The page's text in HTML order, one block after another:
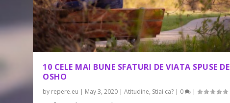
10 CELE MAI BUNE SFATURI DE VIATA SPUSE DE
OSHO
by repere.eu | May 3, 2020 |Atitudine, Stiai ca? | 0 |